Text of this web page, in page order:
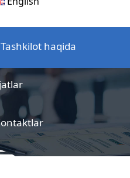
Tashkilot haqida